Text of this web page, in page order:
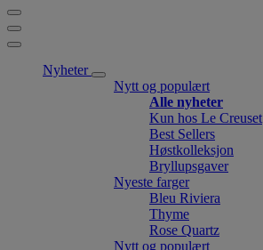
Nyheter
Nytt og populært
Alle nyheter
Kun hos Le Creuset
Best Sellers
Høstkolleksjon
Bryllupsgaver
Nyeste farger
Bleu Riviera
Thyme
Rose Quartz
Nytt og populært